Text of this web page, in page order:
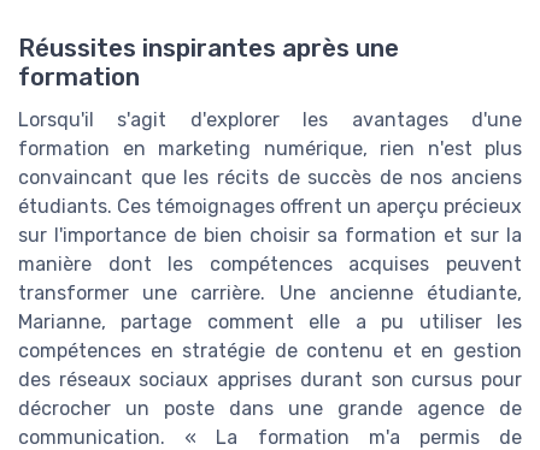
Réussites inspirantes après une
formation
Lorsqu'il s'agit d'explorer les avantages d'une
formation en marketing numérique, rien n'est plus
convaincant que les récits de succès de nos anciens
étudiants. Ces témoignages offrent un aperçu précieux
sur l'importance de bien choisir sa formation et sur la
manière dont les compétences acquises peuvent
transformer une carrière. Une ancienne étudiante,
Marianne, partage comment elle a pu utiliser les
compétences en stratégie de contenu et en gestion
des réseaux sociaux apprises durant son cursus pour
décrocher un poste dans une grande agence de
communication. « La formation m'a permis de